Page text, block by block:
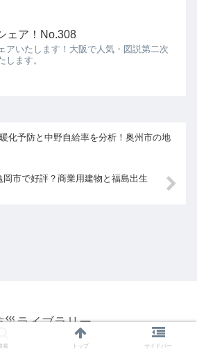
ェア！No.308
アいたします！大阪で人気・図説第二次
します。
化予防と中野自給率を分析！奥州市の地
市で好評？商業用建物と福島出生
災ライブラリー
防災ライブラリー.
索 トップ サイドバー